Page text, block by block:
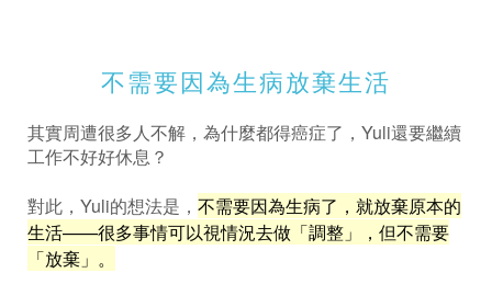
不需要因為生病放棄生活
其實周遭很多人不解，為什麼都得癌症了，Yuli還要繼續
工作不好好休息？
對此，Yuli的想法是， 不需要因為生病了，就放棄原本的
生活——很多事情可以視情況去做「調整」，但不需要
「放棄」。